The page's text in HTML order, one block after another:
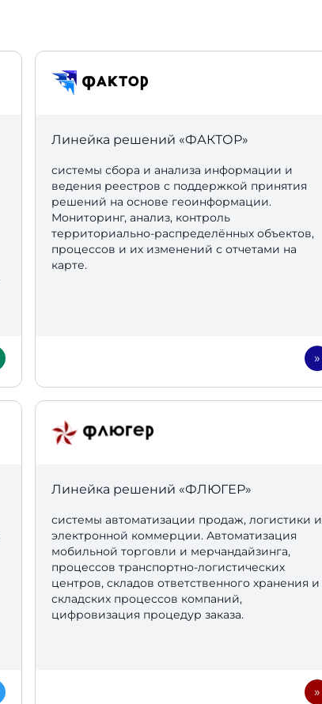
Линейка решений «ФАКТОР»
системы сбора и анализа информации и
ведения реестров с поддержкой принятия
решений на основе геоинформации.
Мониторинг, анализ, контроль
территориально-распределённых объектов,
процессов и их изменений с отчетами на
карте.
»
Линейка решений «ФЛЮГЕР»
системы автоматизации продаж, логистики и
электронной коммерции. Автоматизация
мобильной торговли и мерчандайзинга,
процессов транспортно-логистических
центров, складов ответственного хранения и
складских процессов компаний,
цифровизация процедур заказа.
»